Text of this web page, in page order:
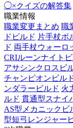
◯×クイズの解答集
職業情報
職業変更まとめ 職
ドビルド 片手杖ボ
ド 両手杖ウォーロ
CRIルーンナイト
アサシンクロスビ
チャンピオンビル
ンダラービルド 火
ルド 貫通型スナイ
AS型メカニックビ
型短弓レンジャー